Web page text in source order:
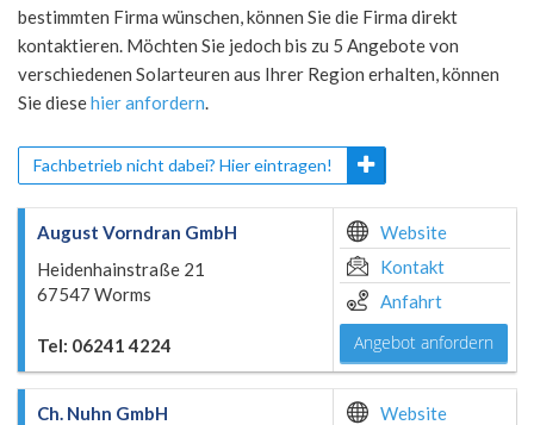
bestimmten Firma wünschen, können Sie die Firma direkt
kontaktieren. Möchten Sie jedoch bis zu 5 Angebote von
verschiedenen Solarteuren aus Ihrer Region erhalten, können
Sie diesehier anfordern.
Fachbetrieb nicht dabei? Hier eintragen!
August Vorndran GmbH
Heidenhainstraße 21
67547 Worms
Tel: 06241 4224
Website
Kontakt
Anfahrt
Angebot anfordern
Ch. Nuhn GmbH
Website